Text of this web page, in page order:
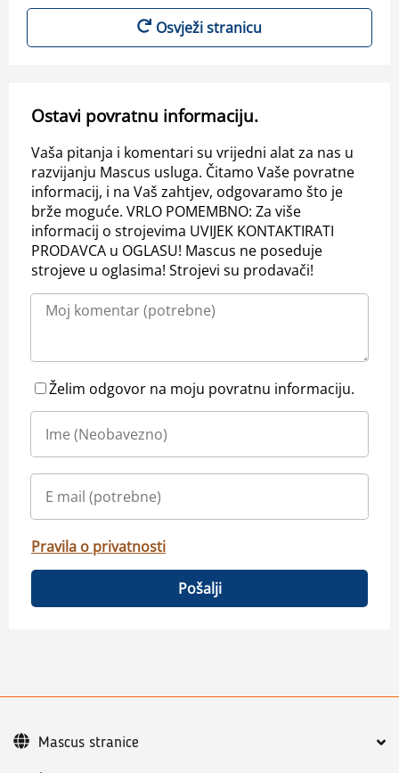
Osvježi stranicu
Ostavi povratnu informaciju.
Vaša pitanja i komentari su vrijedni alat za nas u
razvijanju Mascus usluga. Čitamo Vaše povratne
informacij, i na Vaš zahtjev, odgovaramo što je
brže moguće. VRLO POMEMBNO: Za više
informacij o strojevima UVIJEK KONTAKTIRATI
PRODAVCA u OGLASU! Mascus ne poseduje
strojeve u oglasima! Strojevi su prodavači!
Želim odgovor na moju povratnu informaciju.
Pravila o privatnosti
Pošalji
Mascus stranice